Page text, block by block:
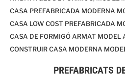
CASA PREFABRICADA MODERNA
CASA LOW COST PREFABRICADA
CASA DE FORMIGÓ ARMAT MODEL
CONSTRUIR CASA MODERNA
PREFABRICATS